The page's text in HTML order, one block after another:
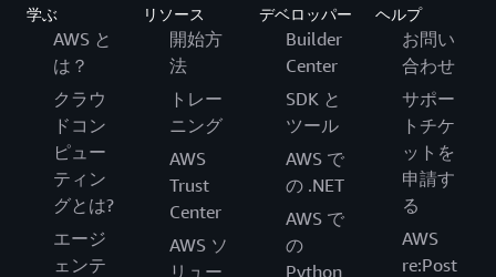
学ぶ
AWS と
は？
クラウ
ドコン
ピュー
ティン
グとは?
エージ
ェンテ
リソース
開始方
法
トレー
ニング
AWS
Trust
Center
AWS ソ
リュー
デベロッパー
Builder
Center
SDK と
ツール
AWS で
の .NET
AWS で
の
Python
ヘルプ
お問い
合わせ
サポー
トチケ
ットを
申請す
る
AWS
re:Post